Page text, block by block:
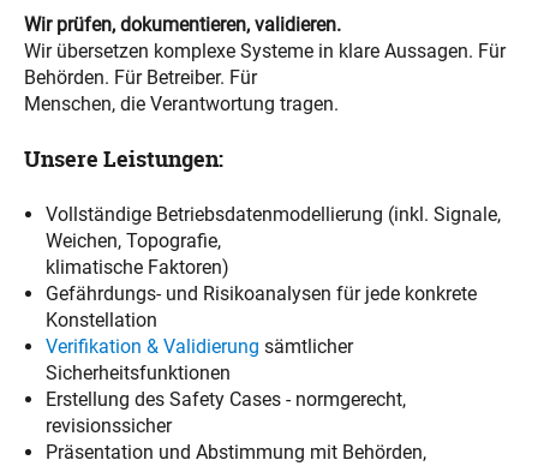
Wir prüfen, dokumentieren, validieren.
Wir übersetzen komplexe Systeme in klare Aussagen. Für
Behörden. Für Betreiber. Für
Menschen, die Verantwortung tragen.
Unsere Leistungen:
Vollständige Betriebsdatenmodellierung (inkl. Signale,
Weichen, Topografie,
klimatische Faktoren)
Gefährdungs- und Risikoanalysen für jede konkrete
Konstellation
Verifikation & Validierung sämtlicher
Sicherheitsfunktionen
Erstellung des Safety Cases - normgerecht,
revisionssicher
Präsentation und Abstimmung mit Behörden,